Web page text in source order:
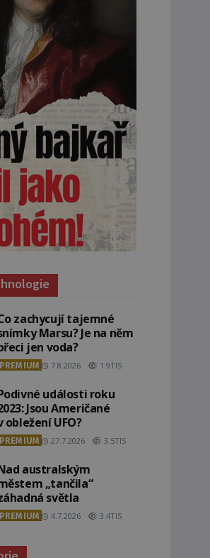
zachycují tajemné
Marsu? Je na něm
jen voda?
PREMIUM 7.8.2026 1.9TIS
události roku
Jsou Američané
obležení UFO?
PREMIUM 27.7.2026 3.5TIS
australským
„tančila“
světla
PREMIUM 4.7.2026 3.4TIS